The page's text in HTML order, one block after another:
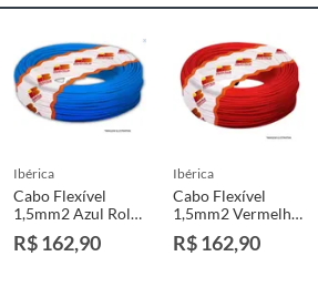
ibérica
Cabo Flexível
1,5mm2 Azul Rolo
100M
R$ 162,90
ibérica
Cabo Flexível
1,5mm2 Vermelho
Rolo 100M
R$ 162,90